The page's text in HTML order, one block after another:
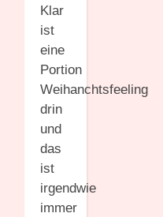
Klar
ist
eine
Portion
Weihanchtsfeeling
drin
und
das
ist
irgendwie
immer